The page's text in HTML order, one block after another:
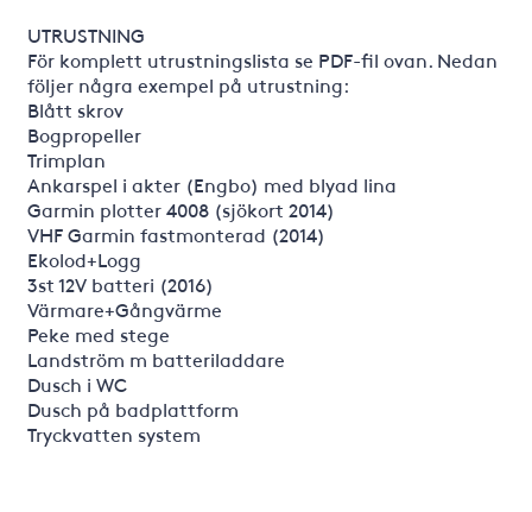
UTRUSTNING
För komplett utrustningslista se PDF-fil ovan. Nedan
följer några exempel på utrustning:
Blått skrov
Bogpropeller
Trimplan
Ankarspel i akter (Engbo) med blyad lina
Garmin plotter 4008 (sjökort 2014)
VHF Garmin fastmonterad (2014)
Ekolod+Logg
3st 12V batteri (2016)
Värmare+Gångvärme
Peke med stege
Landström m batteriladdare
Dusch i WC
Dusch på badplattform
Tryckvatten system